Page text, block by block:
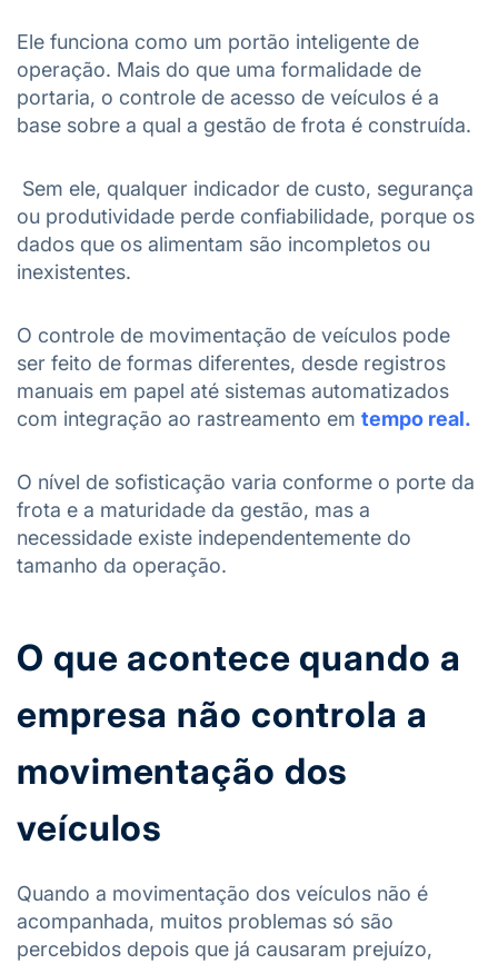
Ele funciona como um portão inteligente de
operação. Mais do que uma formalidade de
portaria, o controle de acesso de veículos é a
base sobre a qual a gestão de frota é construída.
Sem ele, qualquer indicador de custo, segurança
ou produtividade perde confiabilidade, porque os
dados que os alimentam são incompletos ou
inexistentes.
O controle de movimentação de veículos pode
ser feito de formas diferentes, desde registros
manuais em papel até sistemas automatizados
com integração ao rastreamento em tempo real.
O nível de sofisticação varia conforme o porte da
frota e a maturidade da gestão, mas a
necessidade existe independentemente do
tamanho da operação.
O que acontece quando a
empresa não controla a
movimentação dos
veículos
Quando a movimentação dos veículos não é
acompanhada, muitos problemas só são
percebidos depois que já causaram prejuízo,